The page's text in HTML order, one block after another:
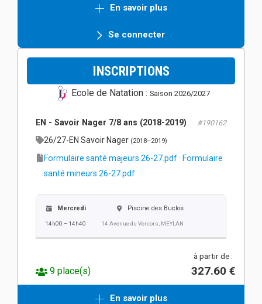
En savoir plus
Se connecter
INSCRIPTIONS
Ecole de Natation : Saison 2026/2027
EN - Savoir Nager 7/8 ans (2018-2019) #190162
26/27-EN Savoir Nager (2018–2019)
Formulaire santé majeurs 26-27.pdf · Formulaire
santé mineurs 26-27.pdf
Mercredi
14h00 – 14h40
Piscine des Buclos
14 Avenue du Vercors, MEYLAN
9 place(s)
à partir de :
327.60 €
En savoir plus